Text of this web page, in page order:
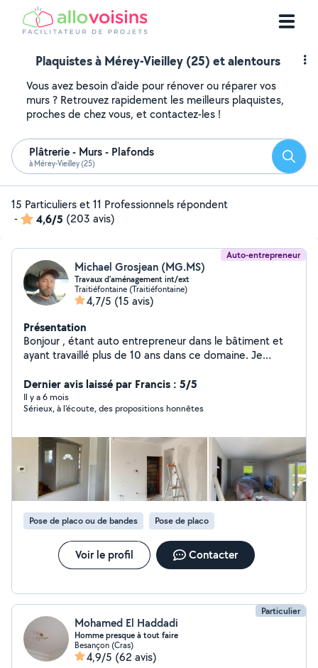
Plaquistes à Mérey-Vieilley (25) et alentours
Vous avez besoin d'aide pour rénover ou réparer vos
murs ? Retrouvez rapidement les meilleurs plaquistes,
proches de chez vous, et contactez-les !
Plâtrerie - Murs - Plafonds
à Mérey-Vieilley (25)
15 Particuliers et 11 Professionnels répondent
-
4,6/5 (203 avis)
Auto-entrepreneur
Michael Grosjean (MG.MS)
Travaux d'aménagement int/ext
Traitiéfontaine (Traitiéfontaine)
4,7/5 (15 avis)
Présentation
Bonjour , étant auto entrepreneur dans le bâtiment et
ayant travaillé plus de 10 ans dans ce domaine. Je
N'hésitez pas à me contacter pour tout travaux
d'intérieur et d'extérieur. N'hésitez pas à aller voir mes
photos. Je peux vous créer une salle de bain entière
autre . De l'isolation au Placo, jusqu'à la finition en
peinture ou faire votre entourage de maison, mur,
grillage ,assainissement , pilier,portail et beaucoup
d'autre
Dernier avis laissé par Francis : 5/5
Il y a 6 mois
Sérieux, à l'écoute, des propositions honnêtes
Pose de placo ou de bandes Pose de placo
Voir le profil Contacter
Particulier
Mohamed El Haddadi
Homme presque à tout faire
Besançon (Cras)
4,9/5 (62 avis)